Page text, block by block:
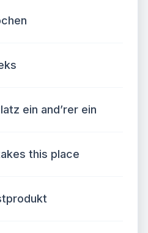
ein and’rer ein
this place